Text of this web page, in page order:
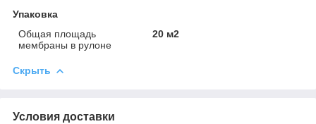
Упаковка
Общая площадь
мембраны в рулоне
20 м2
Скрыть
Условия доставки